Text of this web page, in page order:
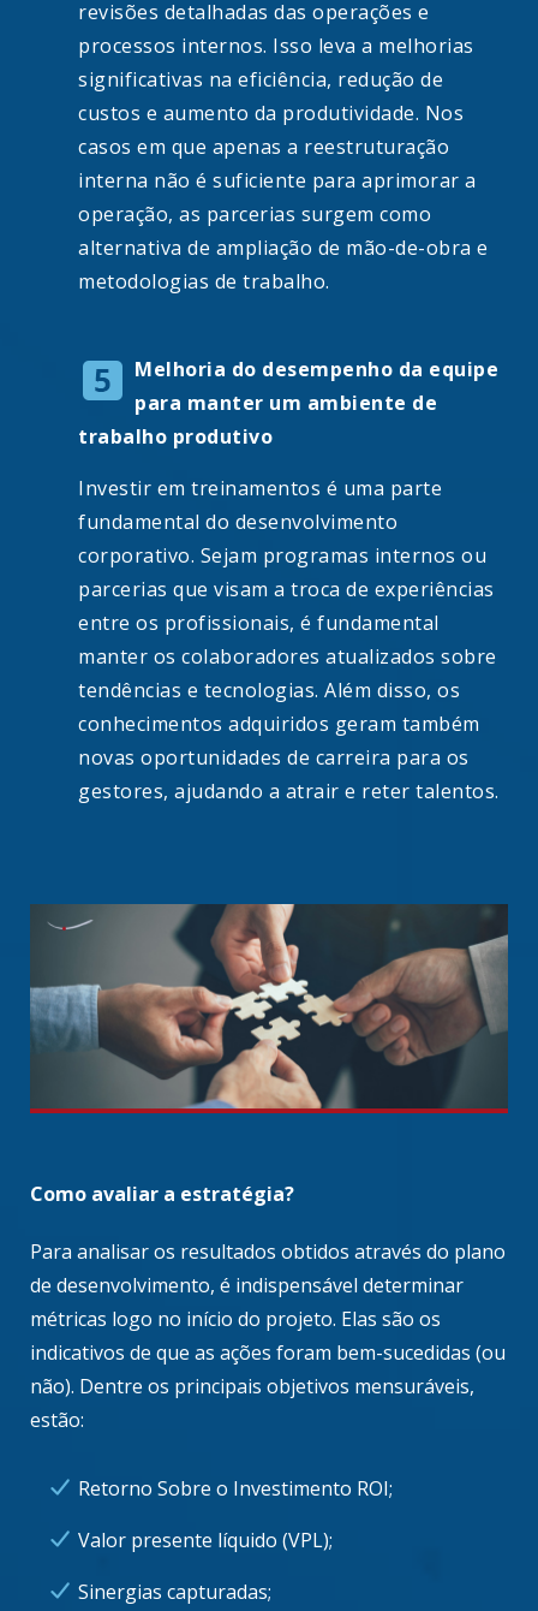
revisões detalhadas das operações e
processos internos. Isso leva a melhorias
significativas na eficiência, redução de
custos e aumento da produtividade. Nos
casos em que apenas a reestruturação
interna não é suficiente para aprimorar a
operação, as parcerias surgem como
alternativa de ampliação de mão-de-obra e
metodologias de trabalho.
Melhoria do desempenho da equipe
para manter um ambiente de
trabalho produtivo
Investir em treinamentos é uma parte
fundamental do desenvolvimento
corporativo. Sejam programas internos ou
parcerias que visam a troca de experiências
entre os profissionais, é fundamental
manter os colaboradores atualizados sobre
tendências e tecnologias. Além disso, os
conhecimentos adquiridos geram também
novas oportunidades de carreira para os
gestores, ajudando a atrair e reter talentos.
Como avaliar a estratégia?
Para analisar os resultados obtidos através do plano
de desenvolvimento, é indispensável determinar
métricas logo no início do projeto. Elas são os
indicativos de que as ações foram bem-sucedidas (ou
não). Dentre os principais objetivos mensuráveis,
estão:
Retorno Sobre o Investimento ROI;
Valor presente líquido (VPL);
Sinergias capturadas;